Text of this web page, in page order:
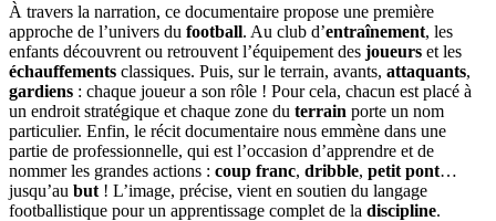
À travers la narration, ce documentaire propose une première
approche de l’univers du football. Au club d’entraînement, les
enfants découvrent ou retrouvent l’équipement des joueurs et les
échauffements classiques. Puis, sur le terrain, avants, attaquants,
gardiens : chaque joueur a son rôle ! Pour cela, chacun est placé à
un endroit stratégique et chaque zone du terrain porte un nom
particulier. Enfin, le récit documentaire nous emmène dans une
partie de professionnelle, qui est l’occasion d’apprendre et de
nommer les grandes actions : coup franc, dribble, petit pont…
jusqu’au but ! L’image, précise, vient en soutien du langage
footballistique pour un apprentissage complet de la discipline.